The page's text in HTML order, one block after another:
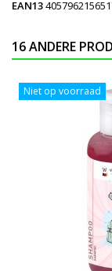
EAN13
16 ANDERE
Niet op voorraad